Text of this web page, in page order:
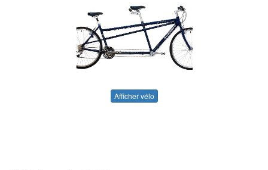
Afficher vélo